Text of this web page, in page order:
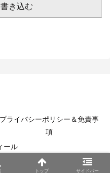
き込む
プライバシーポリシー＆免責事
項
ール
Blog.
トップ サイドバー